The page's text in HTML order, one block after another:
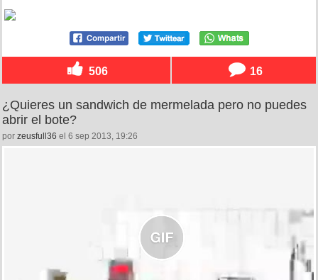
506 16
¿Quieres un sandwich de mermelada pero no puedes
abrir el bote?
por zeusfull36 el 6 sep 2013, 19:26